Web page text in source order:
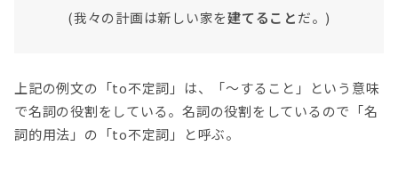
(我々の計画は新しい家を建てることだ。)
上記の例文の「to不定詞」は、「〜すること」という意味
で名詞の役割をしている。名詞の役割をしているので「名
詞的用法」の「to不定詞」と呼ぶ。